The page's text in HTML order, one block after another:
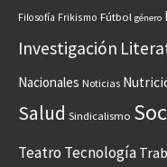
Filosofía Frikismo Fútbol género
Investigación
Nacionales Noticias
Salud Sindicalismo
Teatro Tecnología